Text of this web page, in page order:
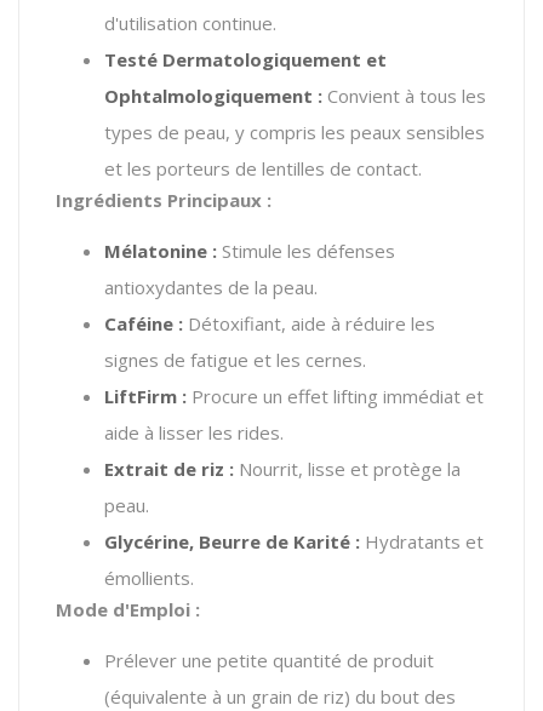
d'utilisation continue.
Testé Dermatologiquement et
Ophtalmologiquement : Convient à tous les
types de peau, y compris les peaux sensibles
et les porteurs de lentilles de contact.
Ingrédients Principaux :
Mélatonine : Stimule les défenses
antioxydantes de la peau.
Caféine : Détoxifiant, aide à réduire les
signes de fatigue et les cernes.
LiftFirm : Procure un effet lifting immédiat et
aide à lisser les rides.
Extrait de riz : Nourrit, lisse et protège la
peau.
Glycérine, Beurre de Karité : Hydratants et
émollients.
Mode d'Emploi :
Prélever une petite quantité de produit
(équivalente à un grain de riz) du bout des